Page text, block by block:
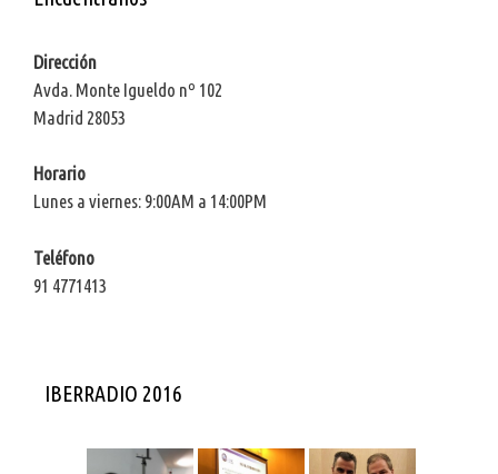
Dirección
Avda. Monte Igueldo nº 102
Madrid 28053
Horario
Lunes a viernes: 9:00AM a 14:00PM
Teléfono
91 4771413
IBERRADIO 2016